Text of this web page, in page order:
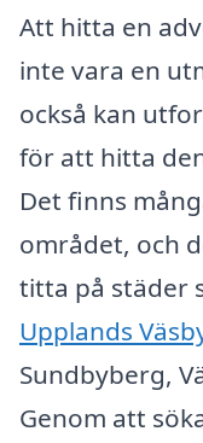
Att hitta en
inte vara en
också kan
för att hitta
Det finns
området, och
titta på städer
Upplands
Sundbyberg,
Genom att